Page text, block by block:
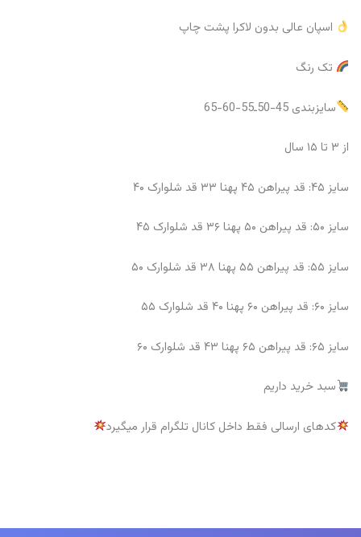
اسپان عالی بدون لاکرا پشت چاپ
تک رنگ
سایزبندی 45-50ـ55-60-65
از ۳ تا ۱۵ سال
سایز ۴۵: قد پیراهن ۴۵ پهنا ۳۳ قد شلوارک ۴۰
سایز ۵۰: قد پیراهن ۵۰ پهنا ۳۶ قد شلوارک ۴۵
سایز ۵۵: قد پیراهن ۵۵ پهنا ۳۸ قد شلوارک ۵۰
سایز ۶۰: قد پیراهن ۶۰ پهنا ۴۰ قد شلوارک ۵۵
سایز ۶۵: قد پیراهن ۶۵ پهنا ۴۳ قد شلوارک ۶۰
سبد خرید داریم
کدهای ارسالی فقط داخل کانال تلگرام قرار میگیرد